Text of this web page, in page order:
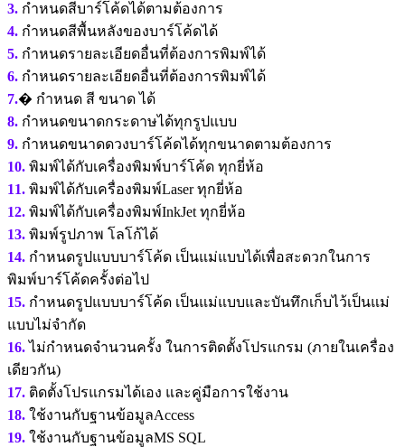
3. กำหนดสีบาร์โค้ดได้ตามต้องการ
4. กำหนดสีพื้นหลังของบาร์โค้ดได้
5. กำหนดรายละเอียดอื่นที่ต้องการพิมพ์ได้
6. กำหนดรายละเอียดอื่นที่ต้องการพิมพ์ได้
7.� กำหนด สี ขนาด ได้
8. กำหนดขนาดกระดาษได้ทุกรูปแบบ
9. กำหนดขนาดดวงบาร์โค้ดได้ทุกขนาดตามต้องการ
10. พิมพ์ได้กับเครื่องพิมพ์บาร์โค้ด ทุกยี่ห้อ
11. พิมพ์ได้กับเครื่องพิมพ์Laser ทุกยี่ห้อ
12. พิมพ์ได้กับเครื่องพิมพ์InkJet ทุกยี่ห้อ
13. พิมพ์รูปภาพ โลโก้ได้
14. กำหนดรูปแบบบาร์โค้ด เป็นแม่แบบได้เพื่อสะดวกในการ
พิมพ์บาร์โค้ดครั้งต่อไป
15. กำหนดรูปแบบบาร์โค้ด เป็นแม่แบบและบันทึกเก็บไว้เป็นแม่
แบบไม่จำกัด
16. ไม่กำหนดจำนวนครั้ง ในการติดตั้งโปรแกรม (ภายในเครื่อง
เดียวกัน)
17. ติดตั้งโปรแกรมได้เอง และคู่มือการใช้งาน
18. ใช้งานกับฐานข้อมูลAccess
19. ใช้งานกับฐานข้อมูลMS SQL